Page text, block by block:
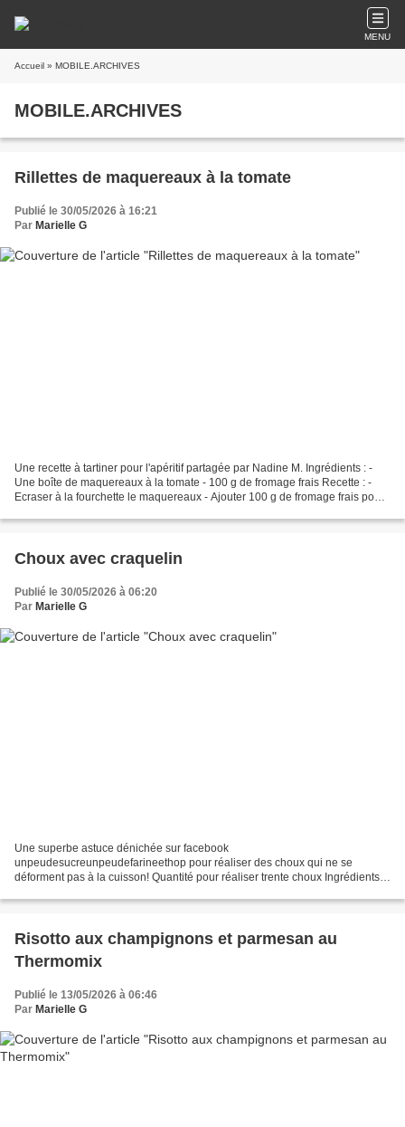
MENU
Accueil » MOBILE.ARCHIVES
MOBILE.ARCHIVES
Rillettes de maquereaux à la tomate
Publié le 30/05/2026 à 16:21
Par Marielle G
Une recette à tartiner pour l'apéritif partagée par Nadine M. Ingrédients : -
Une boîte de maquereaux à la tomate - 100 g de fromage frais Recette : -
Ecraser à la fourchette le maquereaux - Ajouter 100 g de fromage frais pour
Choux avec craquelin
Publié le 30/05/2026 à 06:20
Par Marielle G
Une superbe astuce dénichée sur facebook
unpeudesucreunpeudefarineethop pour réaliser des choux qui ne se
déforment pas à la cuisson! Quantité pour réaliser trente choux Ingrédients :
Risotto aux champignons et parmesan au
Thermomix
Publié le 13/05/2026 à 06:46
Par Marielle G